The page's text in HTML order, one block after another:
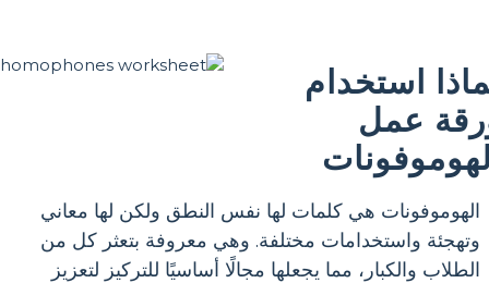
استخدام
عمل
الهوموفونات هي كلمات لها نفس النطق ولكن لها معاني
وتهجئة واستخدامات مختلفة. وهي معروفة بتعثر كل من
الطلاب والكبار، مما يجعلها مجالًا أساسيًا للتركيز لتعزيز